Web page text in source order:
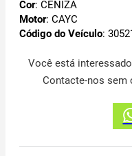
Cor: CENIZA
Motor: CAYC
Código do Veículo:
Você está
Contacte-nos sem